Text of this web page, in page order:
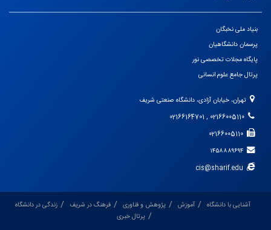
بنیاد ملی نخبگان
پرسمان دانشگاهیان
پایگاه مجلات تخصصی نور
پرتال جامع علوم انسانی
تهران، خیابان آزادی، دانشگاه صنعتی شریف
02166005110 , 02166164701
02166005110
۱۴۵۸۸۸۹۶۹۴
cis@sharif.edu
آشنایی با دانشگاه آموزش پژوهش و فناوری فرهنگ در شریف
زندگی در دانشگاه
پرتال خبری